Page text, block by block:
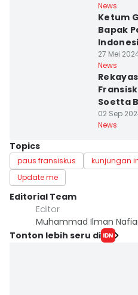
News
Ketum
Bapak
27 Mei
News
Soetta
02 Sep
News
Topics
paus fransiskus kunjungan
Update me
Editorial Team
Editor
Muhammad Ilman
Tonton lebih seru di